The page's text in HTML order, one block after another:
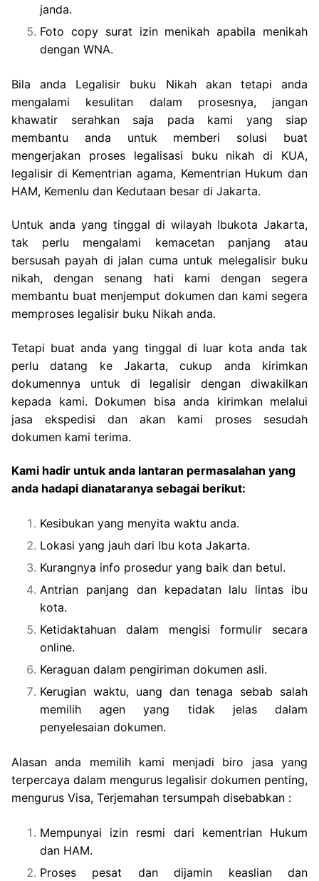
janda.
Foto copy surat izin menikah apabila menikah
dengan WNA.
Bila anda Legalisir buku Nikah akan tetapi anda
mengalami kesulitan dalam prosesnya, jangan
khawatir serahkan saja pada kami yang siap
membantu anda untuk memberi solusi buat
mengerjakan proses legalisasi buku nikah di KUA,
legalisir di Kementrian agama, Kementrian Hukum dan
HAM, Kemenlu dan Kedutaan besar di Jakarta.
Untuk anda yang tinggal di wilayah Ibukota Jakarta,
tak perlu mengalami kemacetan panjang atau
bersusah payah di jalan cuma untuk melegalisir buku
nikah, dengan senang hati kami dengan segera
membantu buat menjemput dokumen dan kami segera
memproses legalisir buku Nikah anda.
Tetapi buat anda yang tinggal di luar kota anda tak
perlu datang ke Jakarta, cukup anda kirimkan
dokumennya untuk di legalisir dengan diwakilkan
kepada kami. Dokumen bisa anda kirimkan melalui
jasa ekspedisi dan akan kami proses sesudah
dokumen kami terima.
Kami hadir untuk anda lantaran permasalahan yang
anda hadapi dianataranya sebagai berikut:
Kesibukan yang menyita waktu anda.
Lokasi yang jauh dari Ibu kota Jakarta.
Kurangnya info prosedur yang baik dan betul.
Antrian panjang dan kepadatan lalu lintas ibu
kota.
Ketidaktahuan dalam mengisi formulir secara
online.
Keraguan dalam pengiriman dokumen asli.
Kerugian waktu, uang dan tenaga sebab salah
memilih agen yang tidak jelas dalam
penyelesaian dokumen.
Alasan anda memilih kami menjadi biro jasa yang
terpercaya dalam mengurus legalisir dokumen penting,
mengurus Visa, Terjemahan tersumpah disebabkan :
Mempunyai izin resmi dari kementrian Hukum
dan HAM.
Proses pesat dan dijamin keaslian dan